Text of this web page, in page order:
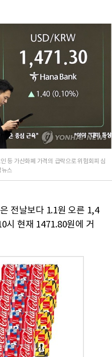
등 가산화폐 가격의 급락으로 위험회피 심
뉴스
전날보다 1.1원 오른 1,4
시 현재 1471.80원에 거